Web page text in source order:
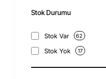
Stok Durumu
Stok Var 62
Stok Yok 17